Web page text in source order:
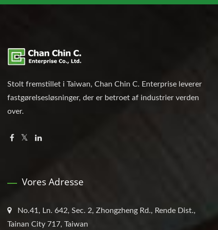
Stolt fremstillet i Taiwan, Chan Chin C. Enterprise leverer
fastgørelsesløsninger, der er betroet af industrier verden
over.
Vores Adresse
No.41, Ln. 642, Sec. 2, Zhongzheng Rd., Rende Dist.,
Tainan City 717, Taiwan